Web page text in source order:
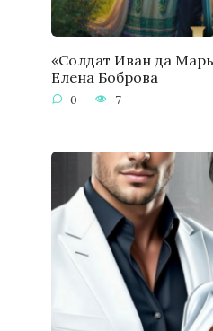
«Солдат Иван да
Елена Боброва
0 7